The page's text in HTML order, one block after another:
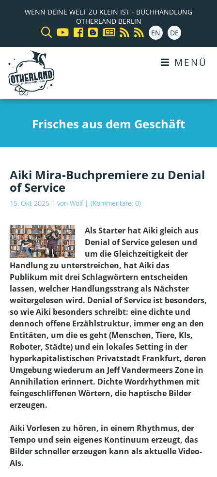
WENN DEINE WELT ZU KLEIN IST - BUCHHANDLUNG
OTHERLAND BERLIN
EN
DE
MENÜ
Frisches aus dem Geschäft
Aiki Mira-Buchpremiere zu Denial
of Service
15. Okt 2025 | von Wolf| (Kommentare: 0)
Als Starter hat Aiki gleich aus
Denial of Service gelesen und
um die Gleichzeitigkeit der
Handlung zu unterstreichen, hat Aiki das
Publikum mit drei Schlagwörtern entscheiden
lassen, welcher Handlungsstrang als Nächster
weitergelesen wird. Denial of Service ist besonders,
so wie Aiki besonders schreibt: eine dichte und
dennoch offene Erzählstruktur, immer eng an den
Entitäten, um die es geht (Menschen, Tiere, KIs,
Roboter, Städte) und ein lokales Setting in der
hyperkapitalistischen Privatstadt Frankfurt, deren
Umgebung wiederum an Jeff Vandermeers Zone in
Annihilation erinnert. Dichte Wordrhythmen mit
feingeschliffenen Wörtern, die haptische Bilder
erzeugen.
Aiki Vorlesen zu hören, in einem Rhythmus, der
Tempo und sein eigenes Kontinuum erzeugt, das
Bilder schneller erzeugen kann als aktuelle Video-
AIs.